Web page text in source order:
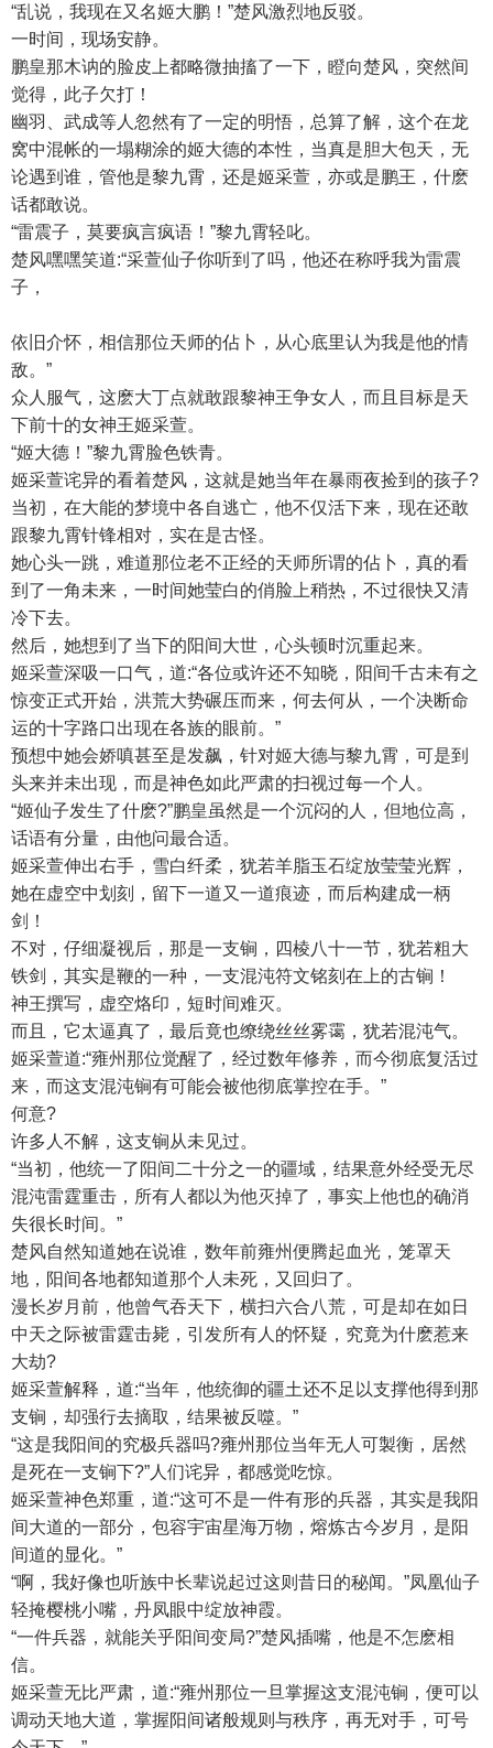
“乱说，我现在又名姬大鹏！”楚风激烈地反驳。
一时间，现场安静。
鹏皇那木讷的脸皮上都略微抽搐了一下，瞪向楚风，突然间
觉得，此子欠打！
幽羽、武成等人忽然有了一定的明悟，总算了解，这个在龙
窝中混帐的一塌糊涂的姬大德的本性，当真是胆大包天，无
论遇到谁，管他是黎九霄，还是姬采萱，亦或是鹏王，什麽
话都敢说。
“雷震子，莫要疯言疯语！”黎九霄轻叱。
楚风嘿嘿笑道:“采萱仙子你听到了吗，他还在称呼我为雷震
子，
依旧介怀，相信那位天师的佔卜，从心底里认为我是他的情
敌。”
众人服气，这麽大丁点就敢跟黎神王争女人，而且目标是天
下前十的女神王姬采萱。
“姬大德！”黎九霄脸色铁青。
姬采萱诧异的看着楚风，这就是她当年在暴雨夜捡到的孩子?
当初，在大能的梦境中各自逃亡，他不仅活下来，现在还敢
跟黎九霄针锋相对，实在是古怪。
她心头一跳，难道那位老不正经的天师所谓的佔卜，真的看
到了一角未来，一时间她莹白的俏脸上稍热，不过很快又清
冷下去。
然后，她想到了当下的阳间大世，心头顿时沉重起来。
姬采萱深吸一口气，道:“各位或许还不知晓，阳间千古未有之
惊变正式开始，洪荒大势碾压而来，何去何从，一个决断命
运的十字路口出现在各族的眼前。”
预想中她会娇嗔甚至是发飙，针对姬大德与黎九霄，可是到
头来并未出现，而是神色如此严肃的扫视过每一个人。
“姬仙子发生了什麽?”鹏皇虽然是一个沉闷的人，但地位高，
话语有分量，由他问最合适。
姬采萱伸出右手，雪白纤柔，犹若羊脂玉石绽放莹莹光辉，
她在虚空中划刻，留下一道又一道痕迹，而后构建成一柄
剑！
不对，仔细凝视后，那是一支锏，四棱八十一节，犹若粗大
铁剑，其实是鞭的一种，一支混沌符文铭刻在上的古锏！
神王撰写，虚空烙印，短时间难灭。
而且，它太逼真了，最后竟也缭绕丝丝雾霭，犹若混沌气。
姬采萱道:“雍州那位觉醒了，经过数年修养，而今彻底复活过
来，而这支混沌锏有可能会被他彻底掌控在手。”
何意?
许多人不解，这支锏从未见过。
“当初，他统一了阳间二十分之一的疆域，结果意外经受无尽
混沌雷霆重击，所有人都以为他灭掉了，事实上他也的确消
失很长时间。”
楚风自然知道她在说谁，数年前雍州便腾起血光，笼罩天
地，阳间各地都知道那个人未死，又回归了。
漫长岁月前，他曾气吞天下，横扫六合八荒，可是却在如日
中天之际被雷霆击毙，引发所有人的怀疑，究竟为什麽惹来
大劫?
姬采萱解释，道:“当年，他统御的疆土还不足以支撑他得到那
支锏，却强行去摘取，结果被反噬。”
“这是我阳间的究极兵器吗?雍州那位当年无人可製衡，居然
是死在一支锏下?”人们诧异，都感觉吃惊。
姬采萱神色郑重，道:“这可不是一件有形的兵器，其实是我阳
间大道的一部分，包容宇宙星海万物，熔炼古今岁月，是阳
间道的显化。”
“啊，我好像也听族中长辈说起过这则昔日的秘闻。”凤凰仙子
轻掩樱桃小嘴，丹凤眼中绽放神霞。
“一件兵器，就能关乎阳间变局?”楚风插嘴，他是不怎麽相
信。
姬采萱无比严肃，道:“雍州那位一旦掌握这支混沌锏，便可以
调动天地大道，掌握阳间诸般规则与秩序，再无对手，可号